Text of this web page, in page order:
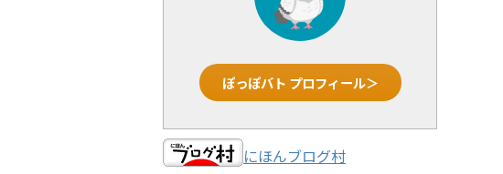
ぽっぽバト プロフィール＞
にほんブログ村